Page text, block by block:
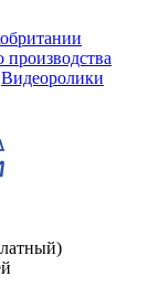
Видеоролики